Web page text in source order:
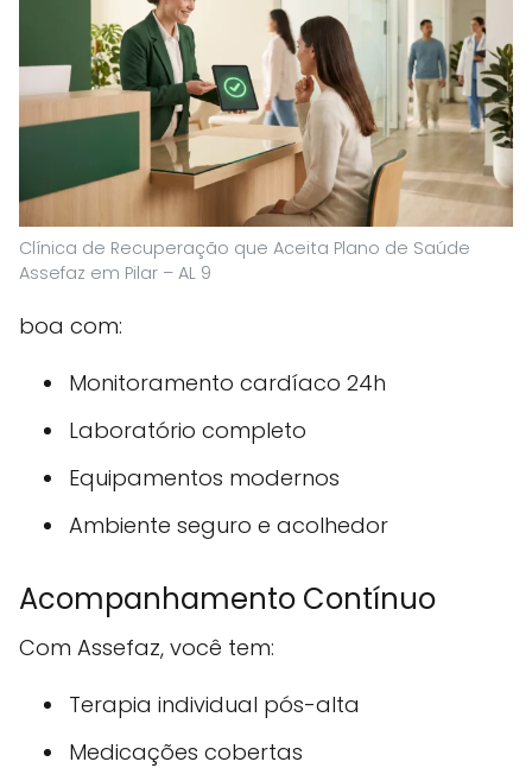
Clínica de Recuperação que Aceita Plano de Saúde
Assefaz em Pilar – AL 9
boa com:
Monitoramento cardíaco 24h
Laboratório completo
Equipamentos modernos
Ambiente seguro e acolhedor
Acompanhamento Contínuo
Com Assefaz, você tem:
Terapia individual pós-alta
Medicações cobertas